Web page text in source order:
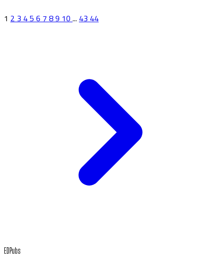
1 2345678910...4344
EDPubs